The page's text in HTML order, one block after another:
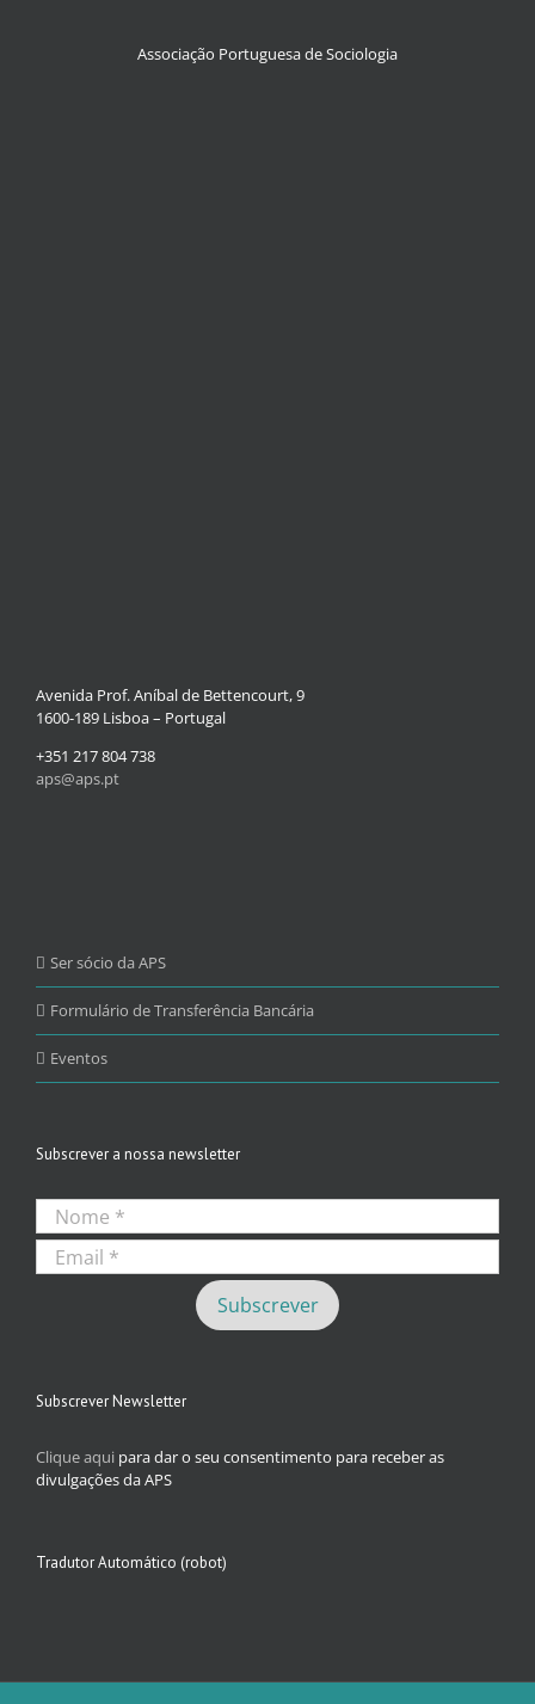
Associação Portuguesa de Sociologia
Avenida Prof. Aníbal de Bettencourt, 9
1600-189 Lisboa – Portugal
+351 217 804 738
aps@aps.pt
Ser sócio da APS
Formulário de Transferência Bancária
Eventos
Subscrever a nossa newsletter
Subscrever Newsletter
Clique aqui para dar o seu consentimento para receber as
divulgações da APS
Tradutor Automático (robot)